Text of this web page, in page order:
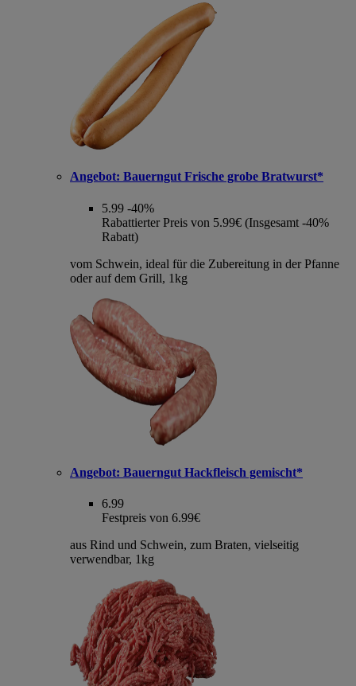
Angebot: Bauerngut Frische grobe Bratwurst*
5.99 -40%
Rabattierter Preis von 5.99€ (Insgesamt -40%
Rabatt)
vom Schwein, ideal für die Zubereitung in der Pfanne
oder auf dem Grill, 1kg
Angebot: Bauerngut Hackfleisch gemischt*
6.99
Festpreis von 6.99€
aus Rind und Schwein, zum Braten, vielseitig
verwendbar, 1kg